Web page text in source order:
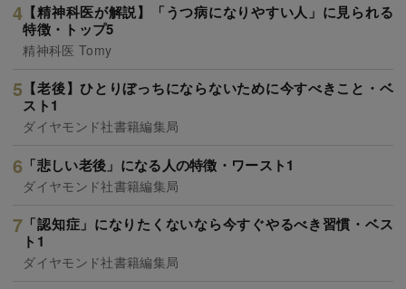
【精神科医が解説】「うつ病になりやすい人」に見られる
特徴・トップ5
精神科医 Tomy
【老後】ひとりぼっちにならないために今すべきこと・ベ
スト1
ダイヤモンド社書籍編集局
「悲しい老後」になる人の特徴・ワースト1
ダイヤモンド社書籍編集局
「認知症」になりたくないなら今すぐやるべき習慣・ベス
ト1
ダイヤモンド社書籍編集局